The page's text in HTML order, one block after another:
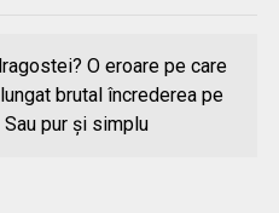
O eroare pe care
brutal încrederea pe
pur şi simplu